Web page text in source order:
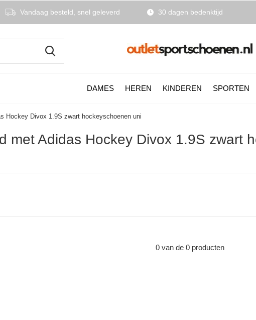
DAMES HEREN KINDEREN SPORTEN
Vandaag besteld, snel geleverd 30 dagen bedenktijd
Hockey Divox 1.9S zwart hockeyschoenen uni
met Adidas Hockey Divox 1.9S zwart
0 van de 0 producten